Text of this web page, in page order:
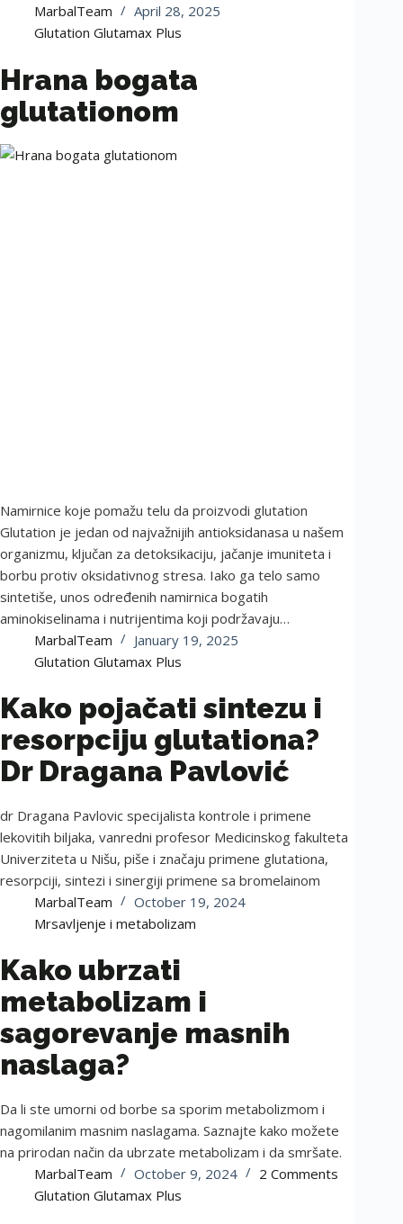
MarbalTeam
April 28, 2025
Glutation Glutamax Plus
Hrana bogata
glutationom
Namirnice koje pomažu telu da proizvodi glutation
Glutation je jedan od najvažnijih antioksidanasa u našem
organizmu, ključan za detoksikaciju, jačanje imuniteta i
borbu protiv oksidativnog stresa. Iako ga telo samo
sintetiše, unos određenih namirnica bogatih
aminokiselinama i nutrijentima koji podržavaju…
MarbalTeam
January 19, 2025
Glutation Glutamax Plus
Kako pojačati sintezu i
resorpciju glutationa?
Dr Dragana Pavlović
dr Dragana Pavlovic specijalista kontrole i primene
lekovitih biljaka, vanredni profesor Medicinskog fakulteta
Univerziteta u Nišu, piše i značaju primene glutationa,
resorpciji, sintezi i sinergiji primene sa bromelainom
MarbalTeam
October 19, 2024
Mrsavljenje i metabolizam
Kako ubrzati
metabolizam i
sagorevanje masnih
naslaga?
Da li ste umorni od borbe sa sporim metabolizmom i
nagomilanim masnim naslagama. Saznajte kako možete
na prirodan način da ubrzate metabolizam i da smršate.
MarbalTeam
October 9, 2024
2 Comments
Glutation Glutamax Plus